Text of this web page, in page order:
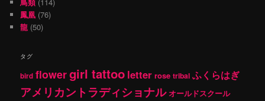
鳳凰 (76)
龍 (50)
タグ
bird flowergirl tattoo letter rose tribal ふくらはぎ
アメリカントラディショナル オールドスクール